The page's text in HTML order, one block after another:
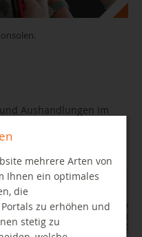
Aushandlungen im
mehrere Arten von
Ihnen ein optimales
die
zu erhöhen und
stetig zu